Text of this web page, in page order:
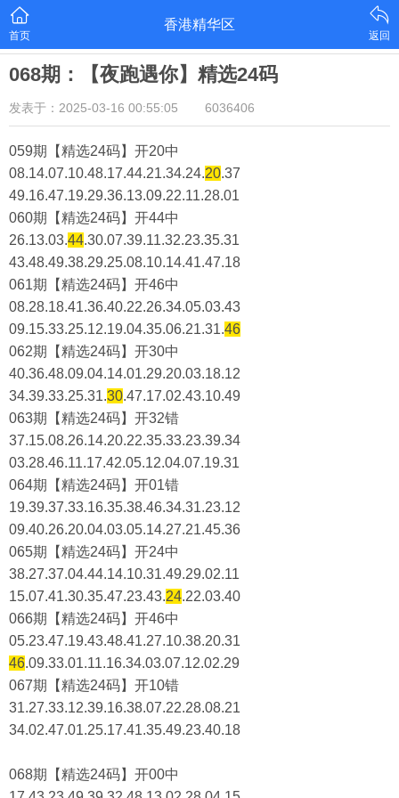
首页
香港精华区
返回
068期：【夜跑遇你】精选24码
发表于：2025-03-16 00:55:05 6036406
059期【精选24码】开20中
08.14.07.10.48.17.44.21.34.24.20.37
49.16.47.19.29.36.13.09.22.11.28.01
060期【精选24码】开44中
26.13.03.44.30.07.39.11.32.23.35.31
43.48.49.38.29.25.08.10.14.41.47.18
061期【精选24码】开46中
08.28.18.41.36.40.22.26.34.05.03.43
09.15.33.25.12.19.04.35.06.21.31.46
062期【精选24码】开30中
40.36.48.09.04.14.01.29.20.03.18.12
34.39.33.25.31.30.47.17.02.43.10.49
063期【精选24码】开32错
37.15.08.26.14.20.22.35.33.23.39.34
03.28.46.11.17.42.05.12.04.07.19.31
064期【精选24码】开01错
19.39.37.33.16.35.38.46.34.31.23.12
09.40.26.20.04.03.05.14.27.21.45.36
065期【精选24码】开24中
38.27.37.04.44.14.10.31.49.29.02.11
15.07.41.30.35.47.23.43.24.22.03.40
066期【精选24码】开46中
05.23.47.19.43.48.41.27.10.38.20.31
46.09.33.01.11.16.34.03.07.12.02.29
067期【精选24码】开10错
31.27.33.12.39.16.38.07.22.28.08.21
34.02.47.01.25.17.41.35.49.23.40.18
068期【精选24码】开00中